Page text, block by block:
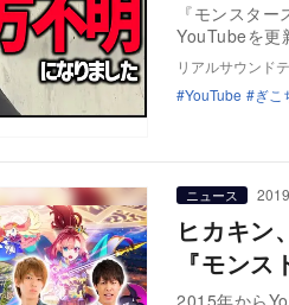
『モンスタ
YouTubeを
リアルサウンド
YouTube
ぎこ
ニュース
ヒカキン
『モン
2015年から